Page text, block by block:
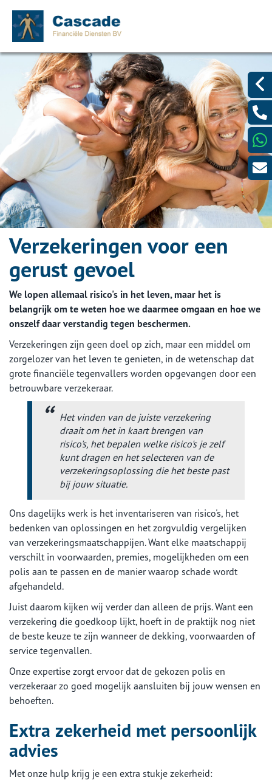
Verzekeringen voor een
gerust gevoel
We lopen allemaal risico's in het leven, maar het is
belangrijk om te weten hoe we daarmee omgaan en hoe we
onszelf daar verstandig tegen beschermen.
Verzekeringen zijn geen doel op zich, maar een middel om
zorgelozer van het leven te genieten, in de wetenschap dat
grote financiële tegenvallers worden opgevangen door een
betrouwbare verzekeraar.
Het vinden van de juiste verzekering
draait om het in kaart brengen van
risico's, het bepalen welke risico's je zelf
kunt dragen en het selecteren van de
verzekeringsoplossing die het beste past
bij jouw situatie.
Ons dagelijks werk is het inventariseren van risico's, het
bedenken van oplossingen en het zorgvuldig vergelijken
van verzekeringsmaatschappijen. Want elke maatschappij
verschilt in voorwaarden, premies, mogelijkheden om een
polis aan te passen en de manier waarop schade wordt
afgehandeld.
Juist daarom kijken wij verder dan alleen de prijs. Want een
verzekering die goedkoop lijkt, hoeft in de praktijk nog niet
de beste keuze te zijn wanneer de dekking, voorwaarden of
service tegenvallen.
Onze expertise zorgt ervoor dat de gekozen polis en
verzekeraar zo goed mogelijk aansluiten bij jouw wensen en
behoeften.
Extra zekerheid met persoonlijk
advies
Met onze hulp krijg je een extra stukje zekerheid: